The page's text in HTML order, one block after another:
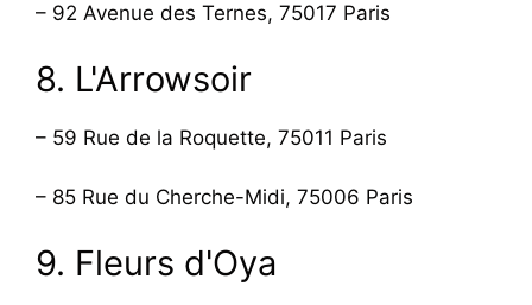
– 92 Avenue des Ternes, 75017 Paris
8. L'Arrowsoir
– 59 Rue de la Roquette, 75011 Paris
– 85 Rue du Cherche-Midi, 75006 Paris
9. Fleurs d'Oya